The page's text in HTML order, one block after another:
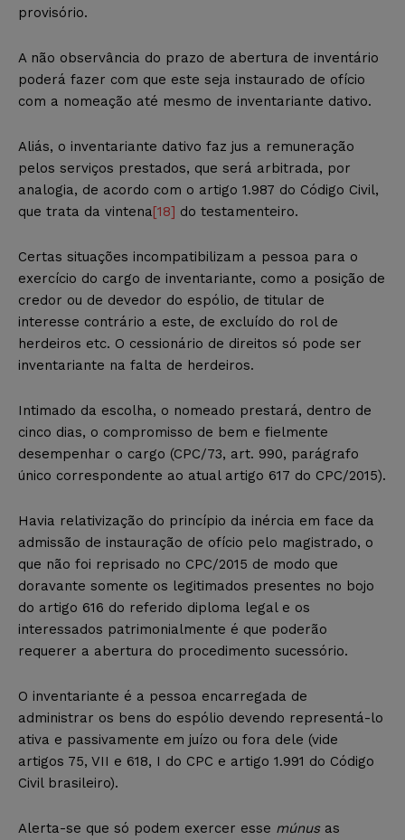
provisório.
A não observância do prazo de abertura de inventário
poderá fazer com que este seja instaurado de ofício
com a nomeação até mesmo de inventariante dativo.
Aliás, o inventariante dativo faz jus a remuneração
pelos serviços prestados, que será arbitrada, por
analogia, de acordo com o artigo 1.987 do Código Civil,
que trata da vintena[18] do testamenteiro.
Certas situações incompatibilizam a pessoa para o
exercício do cargo de inventariante, como a posição de
credor ou de devedor do espólio, de titular de
interesse contrário a este, de excluído do rol de
herdeiros etc. O cessionário de direitos só pode ser
inventariante na falta de herdeiros.
Intimado da escolha, o nomeado prestará, dentro de
cinco dias, o compromisso de bem e fielmente
desempenhar o cargo (CPC/73, art. 990, parágrafo
único correspondente ao atual artigo 617 do CPC/2015).
Havia relativização do princípio da inércia em face da
admissão de instauração de ofício pelo magistrado, o
que não foi reprisado no CPC/2015 de modo que
doravante somente os legitimados presentes no bojo
do artigo 616 do referido diploma legal e os
interessados patrimonialmente é que poderão
requerer a abertura do procedimento sucessório.
O inventariante é a pessoa encarregada de
administrar os bens do espólio devendo representá-lo
ativa e passivamente em juízo ou fora dele (vide
artigos 75, VII e 618, I do CPC e artigo 1.991 do Código
Civil brasileiro).
Alerta-se que só podem exercer esse múnusas